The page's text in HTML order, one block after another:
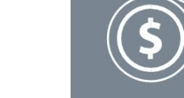
Możliwość
form płatności
formy